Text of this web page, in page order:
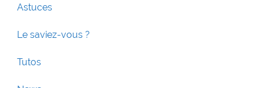
Astuces
Le saviez-vous ?
Tutos